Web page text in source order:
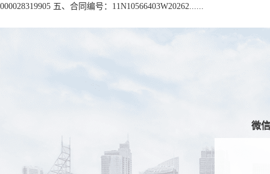
000028319905 五、合同编号：11N10566403W20262......
微